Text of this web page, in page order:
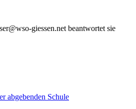
giessen.net beantwortet sie
abgebenden Schule